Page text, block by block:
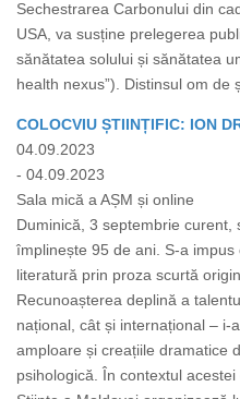
Sechestrarea Carbonului din
USA, va susține prelegerea
sănătatea solului și sănătatea
health nexus”). Distinsul om de
COLOCVIU ȘTIINȚIFIC: ION
04.09.2023
- 04.09.2023
Sala mică a AȘM și online
Duminică, 3 septembrie curent,
împlinește 95 de ani. S-a
literatură prin proza scurtă
Recunoașterea deplină a
național, cât și internațional – i-
amploare și creațiile dramatice
psihologică. În contextul